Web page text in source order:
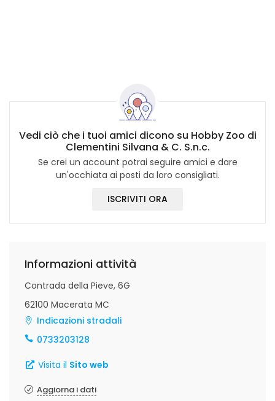
Vedi ciò che i tuoi amici dicono su Hobby Zoo di
Clementini Silvana & C. S.n.c.
Se crei un account potrai seguire amici e dare
un'occhiata ai posti da loro consigliati.
ISCRIVITI ORA
Informazioni attività
Contrada della Pieve, 6G
62100 Macerata MC
Indicazioni stradali
0733203128
Visita il Sito web
Aggiorna i dati